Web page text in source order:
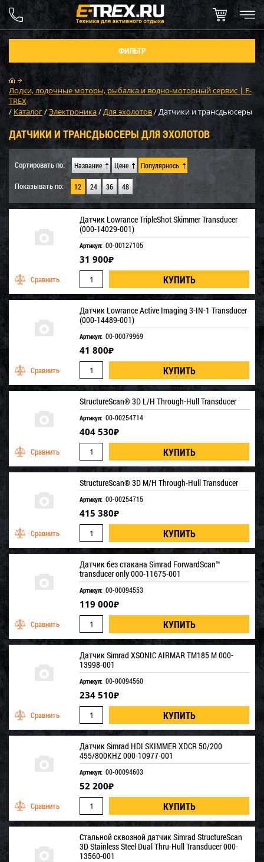
ФИЛЬТР
Лодки, лодочные моторы, рыбалка и водно-моторный сервис | E-
TREX
/Каталог/Электроника/Для эхолотов/Датчики и трансдьюсеры
ДАТЧИКИ И ТРАНСДЬЮСЕРЫ ДЛЯ ЭХОЛОТОВ
Сортировать по: Название Цене Популярнось
Показывать по: 12 24 36 48
Датчик Lowrance TripleShot Skimmer Transducer
(000-14029-001)
Артикул: 00-00127105
31 900₽
Датчик Lowrance Active Imaging 3-IN-1 Transducer
(000-14489-001)
Артикул: 00-00079969
41 800₽
StructureScan® 3D L/H Through-Hull Transducer
Артикул: 00-00254714
404 530₽
StructureScan® 3D M/H Through-Hull Transducer
Артикул: 00-00254715
415 380₽
Датчик без стакана Simrad ForwardScan™
transducer only 000-11675-001
Артикул: 00-00094553
119 000₽
Датчик Simrad XSONIC AIRMAR TM185 M 000-
13998-001
Артикул: 00-00094560
234 510₽
Датчик Simrad HDI SKIMMER XDCR 50/200
455/800KHZ 000-10977-001
Артикул: 00-00094603
52 200₽
Стальной сквозной датчик Simrad StructureScan
3D Stainless Steel Dual Thru-Hull Transducer 000-
13560-001